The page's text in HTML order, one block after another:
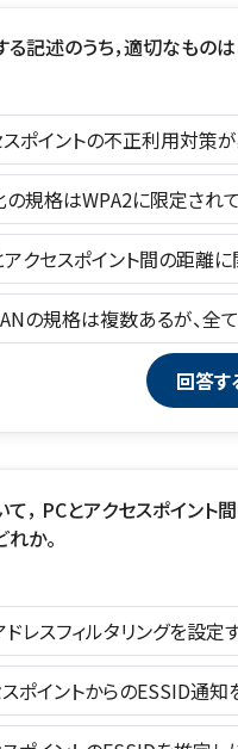
記述のうち，適切なものは
ポイントの不正利用対策が
規格はWPA2に限定されて
クセスポイント間の距離に
の規格は複数あるが、全
， PCとアクセスポイント
か。
レスフィルタリングを設定す
ポイントからのESSID通知